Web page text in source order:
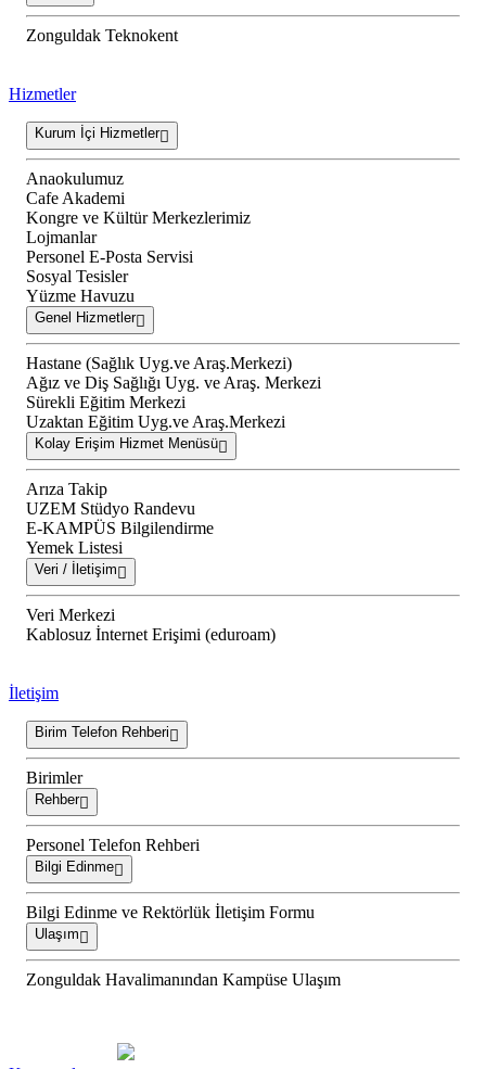
Zonguldak Teknokent
Hizmetler
Kurum İçi Hizmetler
Anaokulumuz
Cafe Akademi
Kongre ve Kültür Merkezlerimiz
Lojmanlar
Personel E-Posta Servisi
Sosyal Tesisler
Yüzme Havuzu
Genel Hizmetler
Hastane (Sağlık Uyg.ve Araş.Merkezi)
Ağız ve Diş Sağlığı Uyg. ve Araş. Merkezi
Sürekli Eğitim Merkezi
Uzaktan Eğitim Uyg.ve Araş.Merkezi
Kolay Erişim Hizmet Menüsü
Arıza Takip
UZEM Stüdyo Randevu
E-KAMPÜS Bilgilendirme
Yemek Listesi
Veri / İletişim
Veri Merkezi
Kablosuz İnternet Erişimi (eduroam)
İletişim
Birim Telefon Rehberi
Birimler
Rehber
Personel Telefon Rehberi
Bilgi Edinme
Bilgi Edinme ve Rektörlük İletişim Formu
Ulaşım
Zonguldak Havalimanından Kampüse Ulaşım